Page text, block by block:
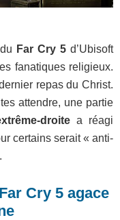
Far Cry 5d’Ubisoft
fanatiques religieux.
repas du Christ.
attendre, une partie
droite a réagi
certains serait « anti-
Cry 5 agace